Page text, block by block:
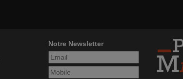
Notre Newsletter